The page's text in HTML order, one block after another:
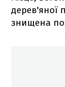
дерев'яної
знищена